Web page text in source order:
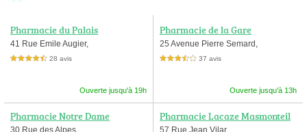
Pharmacie du Palais
41 Rue Emile Augier,
4,5 étoiles sur 5 28 avis
Ouverte jusqu'à 19h
Pharmacie de la Gare
25 Avenue Pierre Semard,
3,5 étoiles sur 5 37 avis
Ouverte jusqu'à 13h
Pharmacie Notre Dame
30 Rue des Alpes,
Pharmacie Lacaze Masmonteil
57 Rue Jean Vilar,